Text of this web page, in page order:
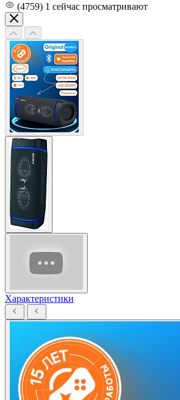
(4759) 1 сейчас просматривают
Характеристики